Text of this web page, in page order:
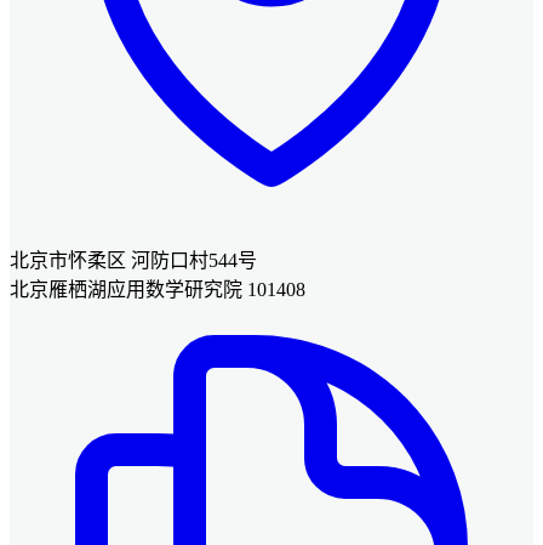
北京市怀柔区 河防口村544号
北京雁栖湖应用数学研究院 101408